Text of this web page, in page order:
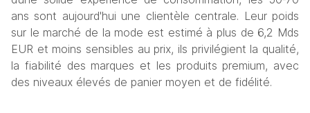
ans sont aujourd'hui une clientèle centrale. Leur poids
sur le marché de la mode est estimé à plus de 6,2 Mds
EUR et moins sensibles au prix, ils privilégient la qualité,
la fiabilité des marques et les produits premium, avec
des niveaux élevés de panier moyen et de fidélité.